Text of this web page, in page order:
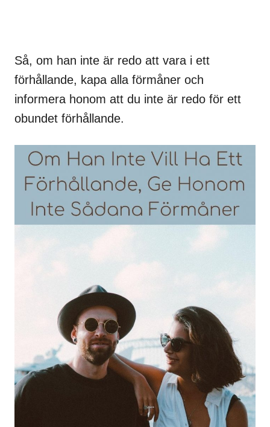
Så, om han inte är redo att vara i ett
förhållande, kapa alla förmåner och
informera honom att du inte är redo för ett
obundet förhållande.